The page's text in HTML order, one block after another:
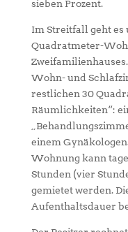
sieben Prozent.
Im Streitfall geht es
Quadratmeter-
Wohn- und
restlichen 30
Räumlichkeiten“:
einem
Wohnung kann
Stunden (vier
gemietet werden.
Aufenthaltsdauer